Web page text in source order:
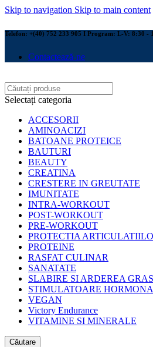
Skip to navigation Skip to main content
Telefon: +(40) 752 233 905 I Program: L-V: 8:30 -
Contactează-ne
Selectați categoria
ACCESORII
AMINOACIZI
BATOANE PROTEICE
BAUTURI
BEAUTY
CREATINA
CRESTERE IN GREUTATE
IMUNITATE
INTRA-WORKOUT
POST-WORKOUT
PRE-WORKOUT
PROTECTIA
PROTEINE
RASFAT CULINAR
SANATATE
SLABIRE SI ARDEREA
STIMULATOARE
VEGAN
Victory Endurance
VITAMINE SI MINERALE
Căutare